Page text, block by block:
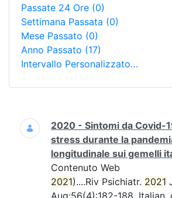
Passate 24 Ore (0)
Settimana Passata (0)
Mese Passato (0)
Anno Passato (17)
Intervallo Personalizzato…
Ricerca
2020 - Sintomi da Covid-
stress durante la
longitudinale sui gemelli
Contenuto Web
2021)....Riv Psichiatr. 2021
Aug;56(4):182-188. Italian.